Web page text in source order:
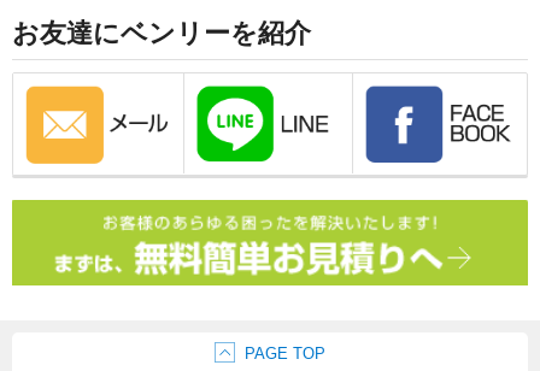
お友達にベンリーを紹介
PAGE TOP